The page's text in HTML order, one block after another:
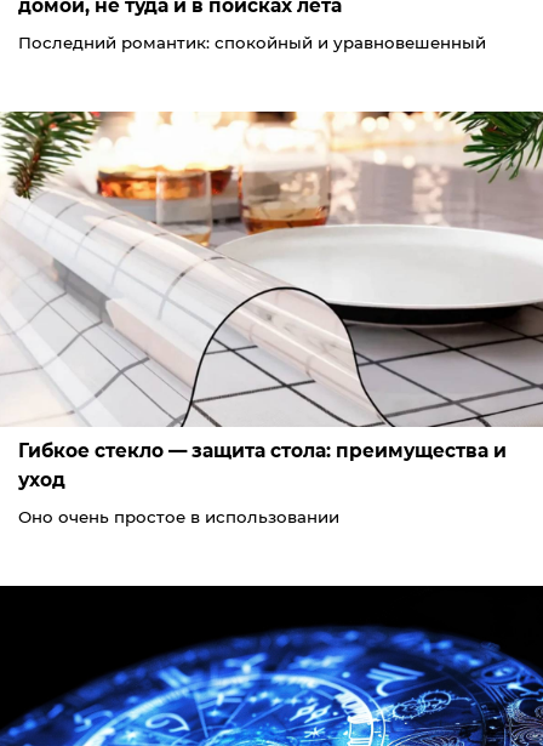
домой, не туда и в поисках лета
Последний романтик: спокойный и уравновешенный
Гибкое стекло — защита стола: преимущества и
уход
Оно очень простое в использовании